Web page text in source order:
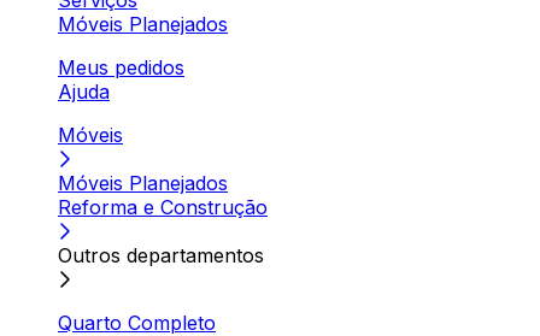
Móveis Planejados
Meus pedidos
Ajuda
Móveis
Móveis Planejados
Reforma e Construção
Outros departamentos
Quarto Completo